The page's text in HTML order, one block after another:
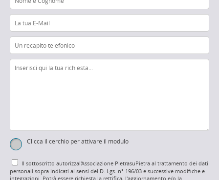
Clicca il cerchio per attivare il modulo
Il sottoscritto autorizzal'Associazione PietrasuPietra al trattamento dei dati
personali sopra indicati ai sensi del D. Lgs. n° 196/03 e successive modifiche e
integrazioni. Potrà essere richiesta la rettifica, l'aggiornamento e/o la